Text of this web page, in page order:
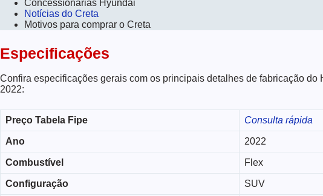
Concessionárias Hyundai
Notícias do Creta
Motivos para comprar o Creta
Especificações
Confira especificações gerais com os principais detalhes de fabricação do
2022:
Preço Tabela Fipe Consulta rápida
Ano 2022
Combustível Flex
Configuração SUV